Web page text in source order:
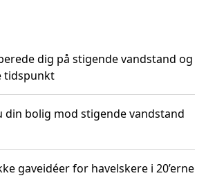
dig på stigende vandstand og
tidspunkt
din bolig mod stigende vandstand
gaveidéer for havelskere i 20’erne